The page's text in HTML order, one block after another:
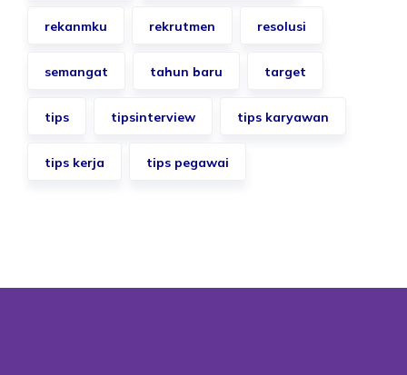
rekanmku rekrutmen resolusi
semangat tahun baru target
tips tipsinterview tips karyawan
tips kerja tips pegawai